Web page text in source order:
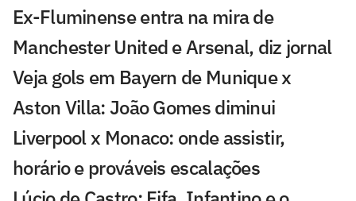
Ex-Fluminense entra na mira de
Manchester United e Arsenal, diz jornal
Veja gols em Bayern de Munique x
Aston Villa: João Gomes diminui
Liverpool x Monaco: onde assistir,
horário e prováveis escalações